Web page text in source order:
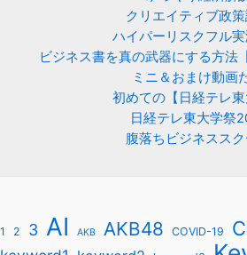
クリエイティブ政
ハイパーリスクフル
ビジネス書を真の武器にする方法
ミニ＆おまけ動画
初めての【日経テレ東
日経テレ東大学祭
腹落ちビジネスス
1 2 3 AI AKB AKB48 COVID-19